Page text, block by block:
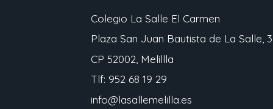
Colegio La Salle El Carmen
Plaza San Juan Bautista de La Salle, 3
CP 52002, Melillla
Tlf: 952 68 19 29
info@lasallemelilla.es